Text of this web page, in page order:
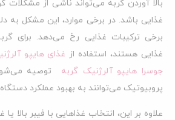
بالا آوردن گربه می‌تواند ناشی از
غذایی باشد. در برخی موارد، این مشکل به
برخی ترکیبات غذایی رخ می‌دهد. برای
غذایی هستند، استفاده از غذای هایپو
جوسرا هایپو آلرژنیک گربه توصیه
پروبیوتیک می‌توانند به بهبود عملکرد
علاوه بر این، انتخاب غذاهایی با فیبر